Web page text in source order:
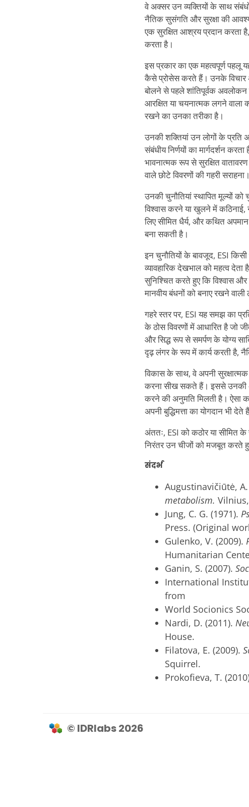
वे अक्सर उन व्यक्तियों के साथ
नैतिक सुसंगति और सुरक्षा की
एक सुरक्षित आश्रय प्रदान
करता है।
इस प्रकार का एक महत्वपूर्ण पहलू
कैसे प्रोसेस करते हैं। उनके विचार
बोलने से पहले शांतिपूर्वक अवलोकन
आरक्षित या चयनात्मक लगने वाला
रखने का उनका तरीका है।
उनकी शक्तियां उन लोगों के प्रति
संबंधीय निर्णयों का मार्गदर्शन
भावनात्मक रूप से सुरक्षित
वाले छोटे विवरणों की गहरी सराहना।
उनकी चुनौतियां स्थापित मूल्यों को
विश्वास करने या खुलने में कठिनाई,
लिए सीमित धैर्य, और कथित
बना सकती है।
इन चुनौतियों के बावजूद, ESI
व्यावहारिक देखभाल को महत्व
सुनिश्चित करते हुए कि विश्वास और
मानवीय बंधनों को बनाए रखने
गहरे स्तर पर, ESI यह समझ का
के ठोस विवरणों में आधारित है जो
और सिद्ध रूप से समर्पण के योग्य
दृढ़ लंगर के रूप में कार्य करती है,
विकास के साथ, वे अपनी
करना सीख सकते हैं। इससे उनकी
करने की अनुमति मिलती है। ऐसा
अपनी बुद्धिमत्ता का योगदान भी देते
अंततः, ESI को कठोर या सीमित
निरंतर उन चीजों को मजबूत करते
संदर्भ
Augustinavičiūtė, A.
metabolism.
Jung, C. G. (1971).
Press. (Original
Gulenko, V. (2009).
Humanitarian
Ganin, S. (2007).
International
from
World Socionics
Nardi, D. (2011).
House.
Filatova, E. (2009).
Squirrel.
Prokofieva, T.
© IDRlabs 2026